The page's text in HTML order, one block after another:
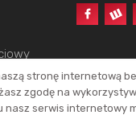
- Wszelkie
stronę internetową
zgodę na
nasz serwis internetowy